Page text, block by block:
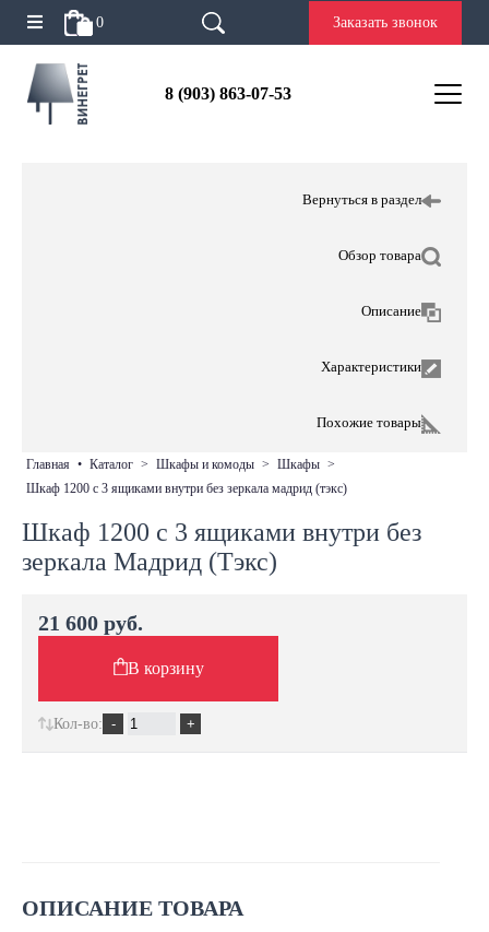
0 Заказать звонок
8 (903) 863-07-53
Вернуться в раздел
Обзор товара
Описание
Характеристики
Похожие товары
главная • каталог > шкафы и комоды > шкафы >
шкаф 1200 с 3 ящиками внутри без зеркала мадрид (тэкс)
Шкаф 1200 с 3 ящиками внутри без
зеркала Мадрид (Тэкс)
ОПИСАНИЕ ТОВАРА
21 600 руб.
В корзину
Кол-во: